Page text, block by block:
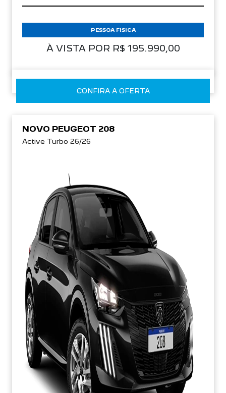
À VISTA POR R$ 195.990,00
PESSOA FÍSICA
CONFIRA A OFERTA
NOVO PEUGEOT 208
Active Turbo 26/26